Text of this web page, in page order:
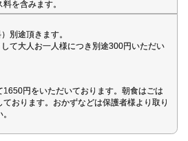
を含みます。
別途頂きます。
て大人お一人様につき別途300円いただい
円をいただいております。朝食はごは
おります。おかずなどは保護者様より取り